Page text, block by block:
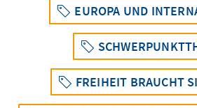
EUROPA UND
FREIHEIT BRAUCHT